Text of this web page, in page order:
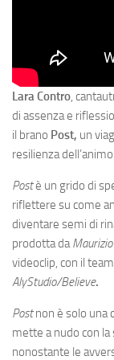
Lara Contro,
di assenza e
il brano Post, un
resilienza
Postè un grido di
riflettere su come
diventare semi di
prodotta da
videoclip, con il team
AlyStudio/Believe.
Postnon è solo una
mette a nudo con la
nonostante le